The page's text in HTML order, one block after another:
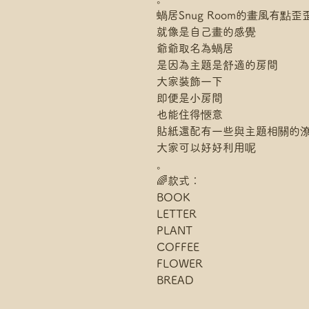
蝸居Snug Room的畫風有點歪
就像是自己畫的感覺
爺爺取名為蝸居
是因為主題是舒適的房間
大家裝飾一下
即便是小房間
也能住得愜意
貼紙還配有一些與主題相關的
大家可以好好利用呢
🌈款式：
BOOK
LETTER
PLANT
COFFEE
FLOWER
BREAD